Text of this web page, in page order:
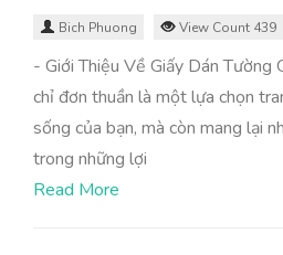
Bich Phuong View Count 439
- Giới Thiệu Về Giấy Dán Tường
chỉ đơn thuần là một lựa chọn
sống của bạn, mà còn mang lại
trong những lợi
Read More